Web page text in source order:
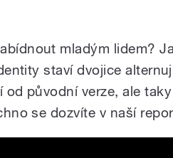
mladým lidem?
staví dvojice
od původní verze, ale
se dozvíte v naší